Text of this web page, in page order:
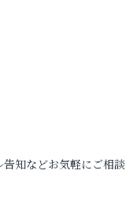
知などお気軽にご相